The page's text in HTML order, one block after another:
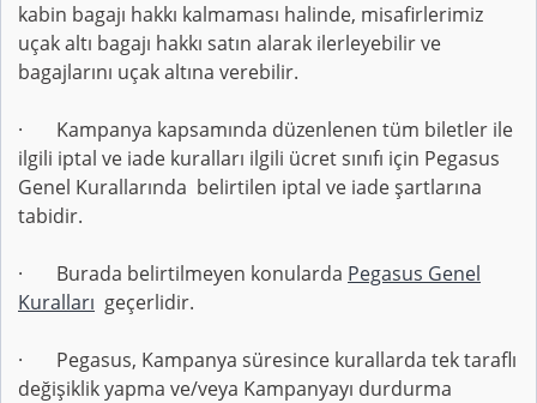
kabin bagajı hakkı kalmaması halinde, misafirlerimiz
uçak altı bagajı hakkı satın alarak ilerleyebilir ve
bagajlarını uçak altına verebilir.
· Kampanya kapsamında düzenlenen tüm biletler ile
ilgili iptal ve iade kuralları ilgili ücret sınıfı için Pegasus
Genel Kurallarında belirtilen iptal ve iade şartlarına
tabidir.
· Burada belirtilmeyen konularda Pegasus Genel
Kuralları geçerlidir.
· Pegasus, Kampanya süresince kurallarda tek taraflı
değişiklik yapma ve/veya Kampanyayı durdurma